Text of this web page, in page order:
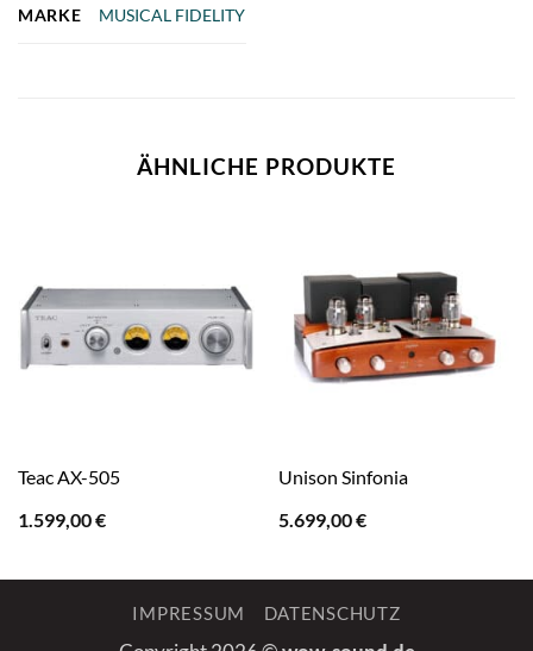
MARKE MUSICAL FIDELITY
ÄHNLICHE PRODUKTE
Teac AX-505
1.599,00€
Unison Sinfonia
5.699,00€
IMPRESSUM DATENSCHUTZ